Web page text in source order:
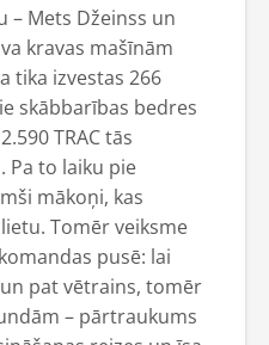
– Mets Džeinss un
kravas mašīnām
tika izvestas 266
skābbarības bedres
TRAC tās
Pa to laiku pie
mākoņi, kas
Tomēr veiksme
pusē: lai
pat vētrains, tomēr
– pārtraukums